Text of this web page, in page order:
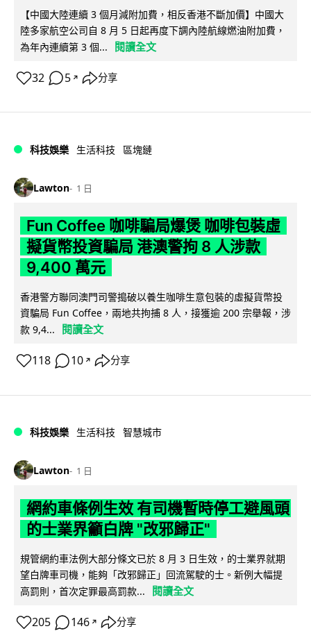
【中國大陸連續 3 個月減附加費，相反香港不斷加價】中國大
陸多家航空公司自 8 月 5 日起再度下調內陸航線燃油附加費，
為年內連續第 3 個...
閱讀全文
32 5 ↗ 分享
科技娛樂 生活科技 區塊鏈
Lawton 1 日
Fun Coffee 咖啡騙局爆煲 咖啡包裝虛
擬貨幣投資騙局 港澳警拘 8 人涉款
9,400 萬元
香港警方聯同澳門司警搗破以養生咖啡生意包裝的虛擬貨幣投
資騙局 Fun Coffee，兩地共拘捕 8 人，接獲逾 200 宗舉報，涉
款 9,4...
閱讀全文
118 10 ↗ 分享
科技娛樂 生活科技 智慧城市
Lawton 1 日
網約車條例生效 有司機暫時停工避風頭
的士業界籲白牌 "改邪歸正"
規管網約車法例大部分條文已於 8 月 3 日生效，的士業界就期
望白牌車司機，能夠「改邪歸正」回流駕駛的士。新例大幅提
高罰則，首次定罪最高罰款...
閱讀全文
205 146 ↗ 分享